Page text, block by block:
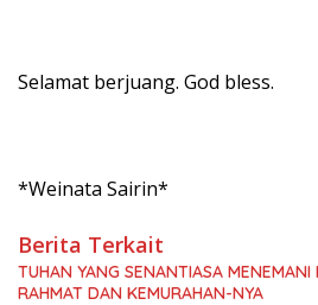
Selamat berjuang. God bless.
*Weinata Sairin*
Berita Terkait
TUHAN YANG SENANTIASA MENEMANI
RAHMAT DAN KEMURAHAN-NYA